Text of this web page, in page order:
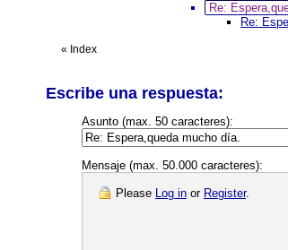
Re:
Re:
« Index
Escribe una respuesta:
Asunto (max. 50 caracteres):
Mensaje (max. 50.000 caracteres):
Please Log in or Register.